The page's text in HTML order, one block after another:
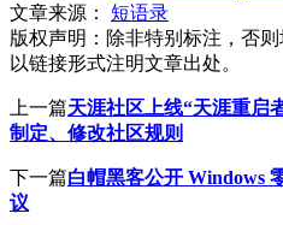
文章来源：
短语录
版权声明： 除非特别标注，否
以链接形式注明文章出处。
上一篇天涯社区上线“天涯重启
制定、修改社区规则
下一篇白帽黑客公开 Windows
议